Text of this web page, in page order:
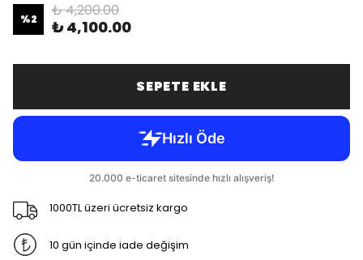
%2 ₺ 4,200.00
₺ 4,100.00
SEPETE EKLE
1000TL üzeri ücretsiz kargo
10 gün içinde iade değişim